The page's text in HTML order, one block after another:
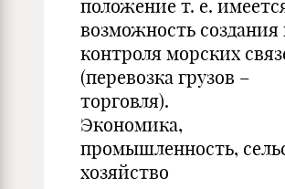
положение т. е.
возможность создания
контроля морских
(перевозка грузов –
торговля).
Экономика,
промышленность,
хозяйство